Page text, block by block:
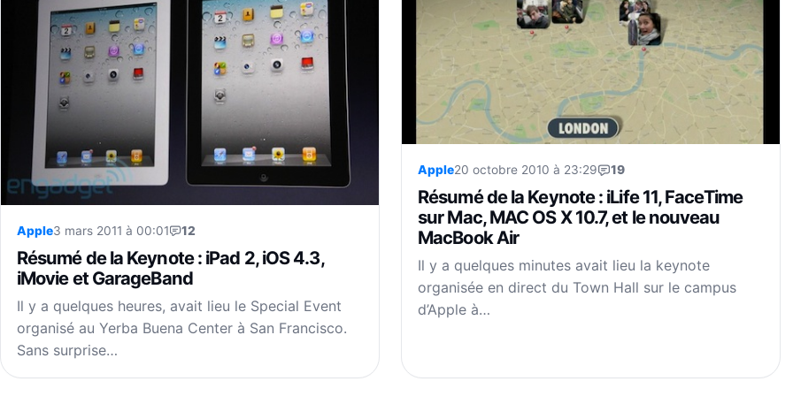
Apple3 mars 2011 à 00:01 12
Résumé de la Keynote : iPad 2, iOS 4.3,
iMovie et GarageBand
Il y a quelques heures, avait lieu le Special Event
organisé au Yerba Buena Center à San Francisco.
Sans surprise…
Apple20 octobre 2010 à 23:29 19
Résumé de la Keynote : iLife 11, FaceTime
sur Mac, MAC OS X 10.7, et le nouveau
MacBook Air
Il y a quelques minutes avait lieu la keynote
organisée en direct du Town Hall sur le campus
d’Apple à…